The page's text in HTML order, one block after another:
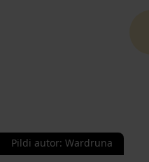
Pildi autor: Wardruna